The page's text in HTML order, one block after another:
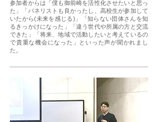
参加者からは「僕も御前崎を活性化させたいと思っ
た」「パネリストも良かったし、高校生が参加して
いたから(未来を感じる)」「知らない団体さんを知
るきっかけになった」「違う世代や所属の方と交流
できた」「将来、地域で活動したいと考えているの
で貴重な機会になった」といった声が聞かれまし
た。